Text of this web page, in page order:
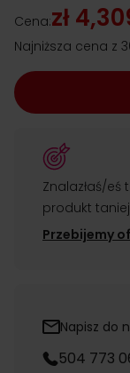
Cena:zł
Najniższa cena z
Znalazłaś/eś
produkt
Przebijemy
Napisz do
504 773